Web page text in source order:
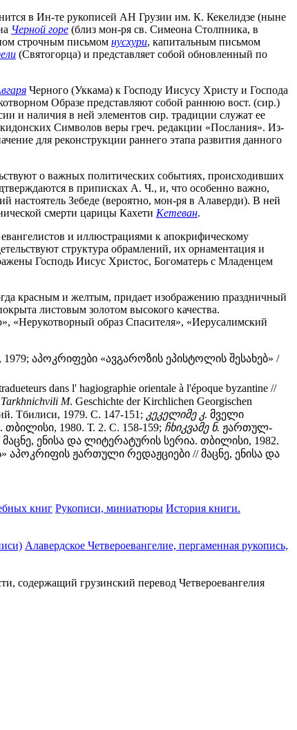
в Ин-те рукописей АН Грузии им. К. Кекелидзе (ныне
Черной горе (близ мон-ря св. Симеона Столпника, в
строчным письмом нусхури, капитальным письмом
(Святогорца) и представляет собой обновленный по
Черного (Уккама) к Господу Иисусу Христу и Господа
Образе представляют собой раннюю вост. (сир.)
и наличия в ней элементов сир. традиции служат ее
Символов веры греч. редакции «Послания». Из-
для реконструкции раннего этапа развития данного
о важных политических событиях, происходивших
в приписках А. Ч., и, что особенно важно,
настоятель Зебеде (вероятно, мон-ря в Алаверди). В ней
смерти царицы Кахети Кетеван.
и иллюстрациями к апокрифическому
структура обрамлений, их орнаментация и
Господь Иисус Христос, Богоматерь с Младенцем
красным и желтым, придает изображению праздничный
листовым золотом высокого качества.
«Нерукотворный образ Спасителя», «Иерусалимский
აპოკრიფები «ავგაროზის ეპისტოლის შესახებ» /
dans l' hagiographie orientale à l'époque byzantine //
Tarkhnichvili M. Geschichte der Kirchlichen Gеorgischen
Тбилиси, 1979. С. 147-151; კეკელიმე კ. მველი
1980. Т. 2. С. 158-159; ჩხიკვამე ნ. ჟართულ-
ენისა და ლიტერატურის სერია. თბილისი, 1982.
აპოკრიფის ჟართული რედაჟციები // მაცნე, ენისა და
книг Рукописи, миниатюры История книги.
Алавердское Четвероевангелие, пергаменная рукопись,
содержащий грузинский перевод Четвероевангелия